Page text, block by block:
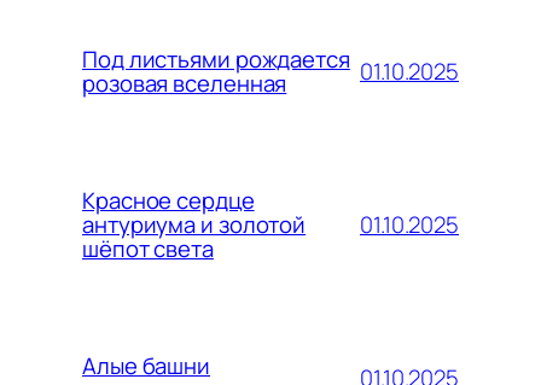
Под листьями рождается
розовая вселенная 01.10.2025
Красное сердце
антуриума и золотой
шёпот света
01.10.2025
Алые башни 01.10.2025